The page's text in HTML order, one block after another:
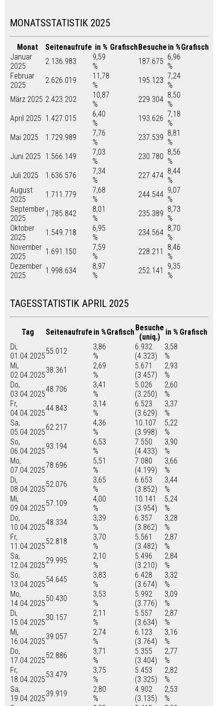
MONATSSTATISTIK 2025
Monat Seitenaufrufe in % GrafischBesuche in %Grafisch
Januar
2025
2.136.983
9,59
%
187.675 6,96
%
Februar
2025
2.626.019
11,78
%
195.123 7,24
%
März 2025 2.423.202
10,87
%
229.304 8,50
%
April 2025 1.427.015
6,40
%
193.626 7,18
%
Mai 2025
1.729.989
7,76
%
237.539 8,81
%
Juni 2025 1.566.149
7,03
%
230.780 8,56
%
Juli 2025
1.636.576
7,34
%
227.474 8,44
%
August
2025
1.711.779
7,68
%
244.544 9,07
%
September
2025
1.785.842
8,01
%
235.389 8,73
%
Oktober
2025
1.549.718
6,95
%
234.564 8,70
%
November
2025
1.691.150
7,59
%
228.211
8,46
%
Dezember
2025
1.998.634
8,97
%
252.141
9,35
%
TAGESSTATISTIK APRIL 2025
Tag Seitenaufrufe in %GrafischBesuche
(uniq.)
in % Grafisch
Di,
01.04.2025
55.012
3,86
%
6.932
(4.323)
3,58
%
Mi,
02.04.2025
38.361
2,69
%
5.671
(3.457)
2,93
%
Do,
03.04.2025
48.706
3,41
%
5.026
(3.250)
2,60
%
Fr,
04.04.2025
44.843
3,14
%
6.523
(3.629)
3,37
%
Sa,
05.04.2025
62.217
4,36
%
10.107
(3.998)
5,22
%
So,
06.04.2025
93.194
6,53
%
7.550
(4.433)
3,90
%
Mo,
07.04.2025
78.696
5,51
%
7.080
(4.199)
3,66
%
Di,
08.04.2025
52.076
3,65
%
6.653
(3.852)
3,44
%
Mi,
09.04.2025
57.109
4,00
%
10.141
(3.954)
5,24
%
Do,
10.04.2025
48.334
3,39
%
6.357
(3.862)
3,28
%
Fr,
11.04.2025
52.818
3,70
%
5.561
(3.482)
2,87
%
Sa,
12.04.2025
29.995
2,10
%
5.496
(3.210)
2,84
%
So,
13.04.2025
54.645
3,83
%
6.428
(3.674)
3,32
%
Mo,
14.04.2025
50.430
3,53
%
5.992
(3.776)
3,09
%
Di,
15.04.2025
30.157
2,11
%
5.557
(3.634)
2,87
%
Mi,
16.04.2025
39.057
2,74
%
6.123
(3.764)
3,16
%
Do,
17.04.2025
52.886
3,71
%
5.355
(3.404)
2,77
%
Fr,
18.04.2025
53.479
3,75
%
5.453
(3.325)
2,82
%
Sa,
19.04.2025
39.919
2,80
%
4.902
(3.135)
2,53
%